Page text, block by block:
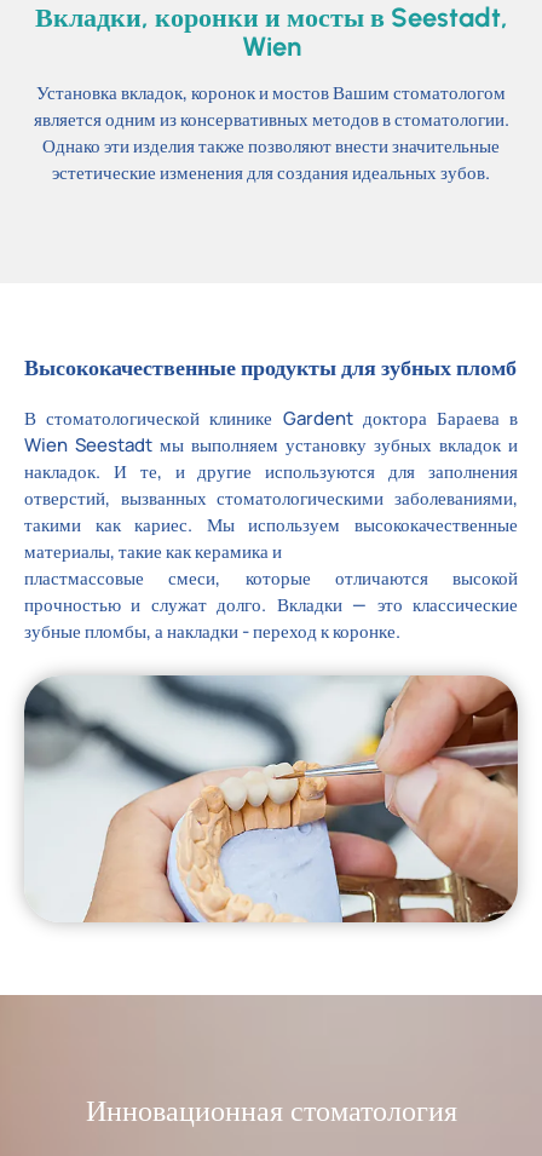
Вкладки, коронки и мосты в Seestadt,
Wien
Установка вкладок, коронок и мостов Вашим стоматологом
является одним из консервативных методов в стоматологии.
Однако эти изделия также позволяют внести значительные
эстетические изменения для создания идеальных зубов.
Высококачественные продукты для зубных пломб
В стоматологической клинике Gardent доктора Бараева в
Wien Seestadt мы выполняем установку зубных вкладок и
накладок. И те, и другие используются для заполнения
отверстий, вызванных стоматологическими заболеваниями,
такими как кариес. Мы используем высококачественные
материалы, такие как керамика и
пластмассовые смеси, которые отличаются высокой
прочностью и служат долго. Вкладки — это классические
зубные пломбы, а накладки - переход к коронке.
Инновационная стоматология